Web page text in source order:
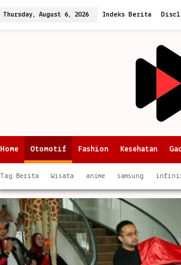
Thursday, August 6, 2026 Indeks Berita
Home Otomotif Fashion Kesehatan
Tag Berita Wisata anime samsung